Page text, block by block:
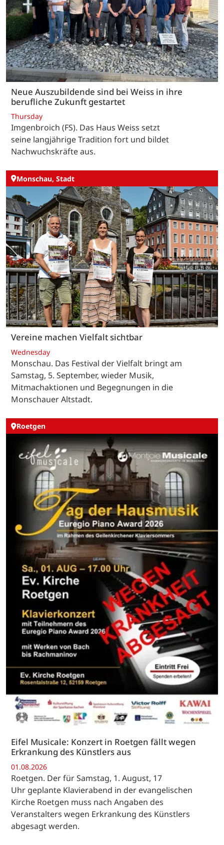
Neue Auszubildende sind bei Weiss in ihre
berufliche Zukunft gestartet
Thursday
Imgenbroich (FS). Das Haus Weiss setzt
seine langjährige Tradition fort und bildet
Nachwuchskräfte aus.
Monschau, Stadt
Vereine machen Vielfalt sichtbar
Wednesday
Monschau. Das Festival der Vielfalt bringt am
Samstag, 5. September, wieder Musik,
Mitmachaktionen und Begegnungen in die
Monschauer Altstadt.
Roetgen
Eifel Musicale: Konzert in Roetgen fällt wegen
Erkrankung des Künstlers aus
01.08.2026
Roetgen. Der für Samstag, 1. August, 17
Uhr geplante Klavierabend in der evangelischen
Kirche Roetgen muss nach Angaben des
Veranstalters wegen Erkrankung des Künstlers
abgesagt werden.